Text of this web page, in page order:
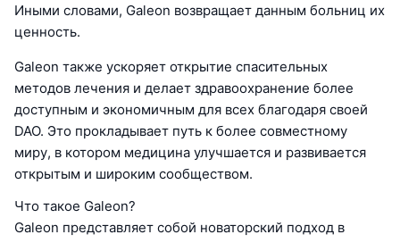
Иными словами, Galeon возвращает данным больниц их
ценность.
Galeon также ускоряет открытие спасительных
методов лечения и делает здравоохранение более
доступным и экономичным для всех благодаря своей
DAO. Это прокладывает путь к более совместному
миру, в котором медицина улучшается и развивается
открытым и широким сообществом.
Что такое Galeon?
Galeon представляет собой новаторский подход в